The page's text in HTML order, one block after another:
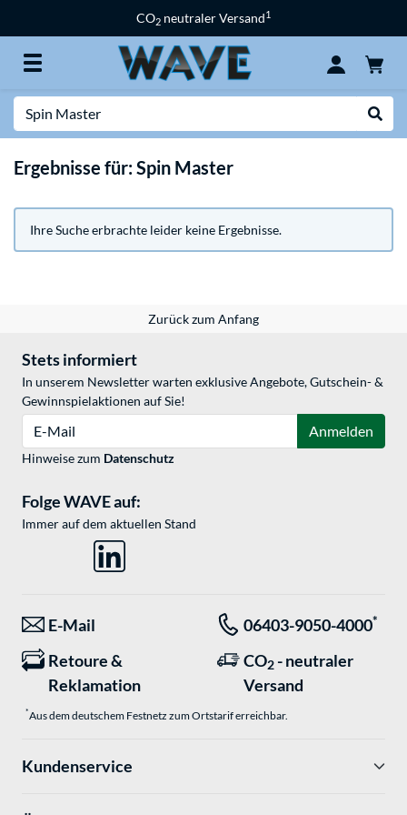
CO2 neutraler Versand1
Ergebnisse für: Spin Master
Ihre Suche erbrachte leider keine Ergebnisse.
Zurück zum Anfang
Stets informiert
In unserem Newsletter warten exklusive Angebote, Gutschein- &
Gewinnspielaktionen auf Sie!
Anmelden
Hinweise zum Datenschutz
Folge WAVE auf:
Immer auf dem aktuellen Stand
E-Mail 06403-9050-4000*
Retoure &
Reklamation
CO2 - neutraler
Versand
*Aus dem deutschem Festnetz zum Ortstarif erreichbar.
Kundenservice